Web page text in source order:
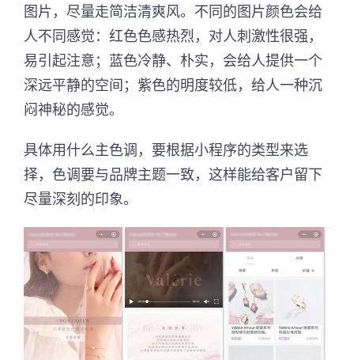
图片，尽量走简洁清爽风。不同的图片颜色会给
人不同感觉：红色色感热烈，对人刺激性很强，
易引起注意；蓝色冷静、朴实，会给人提供一个
深远平静的空间；紫色的明度较低，给人一种沉
闷神秘的感觉。
具体用什么主色调，要根据小程序的类型来选
择，色调要与品牌主题一致，这样能给客户留下
尽量深刻的印象。